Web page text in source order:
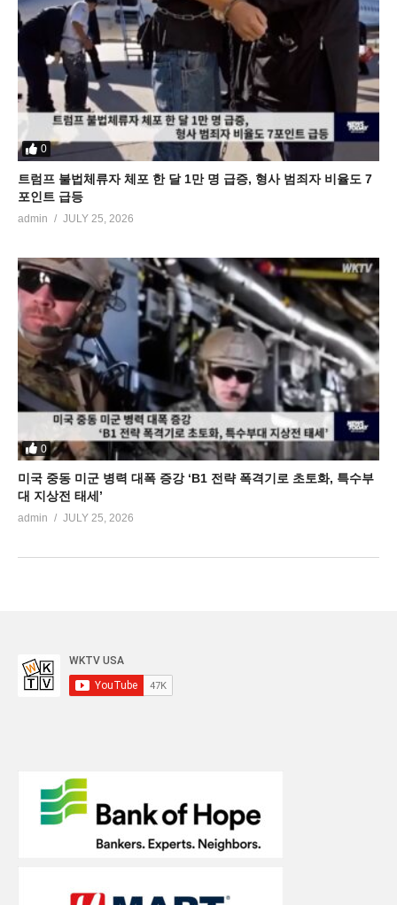
0
트럼프 불법체류자 체포 한 달 1만 명 급증, 형사 범죄자 비율도 7
포인트 급등
admin JULY 25, 2026
0
미국 중동 미군 병력 대폭 증강 ‘B1 전략 폭격기로 초토화, 특수부
대 지상전 태세’
admin JULY 25, 2026